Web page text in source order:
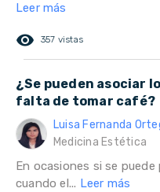
Leer más
remove_red_eye 357 vistas
¿Se pueden asociar
falta de tomar café?
Luisa Fernanda
Medicina Estética
En ocasiones si se
cuando el... Leer más